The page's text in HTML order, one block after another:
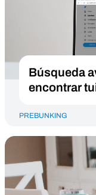
Búsqueda
encontrar
PREBUNKING